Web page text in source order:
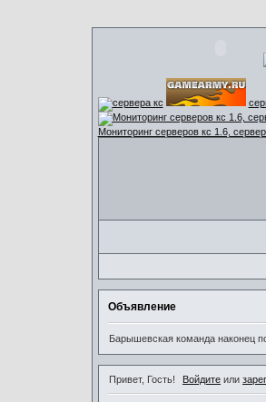
Мониторинг серверов кс 1.6,
Объявление
Барышевская команда наконец
Привет, Гость! Войдите или